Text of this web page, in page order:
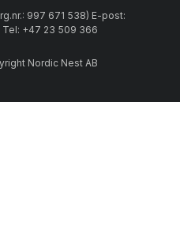
997 671 538) E-post:
+47 23 509 366
Nordic Nest AB